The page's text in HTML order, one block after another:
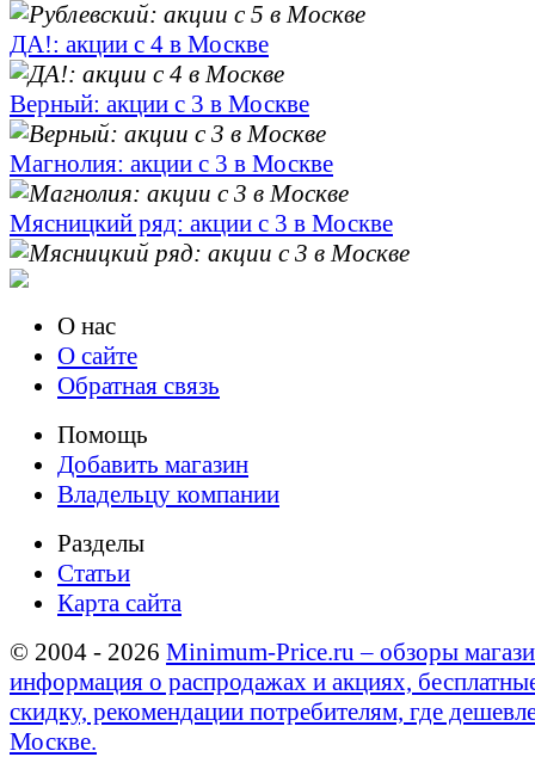
ДА!: акции с 4 в Москве
Верный: акции с 3 в Москве
Магнолия: акции с 3 в Москве
Мясницкий ряд: акции с 3 в Москве
О нас
О сайте
Обратная связь
Помощь
Добавить магазин
Владельцу компании
Разделы
Статьи
Карта сайта
© 2004 - 2026 Minimum-Price.ru – обзоры
информация о распродажах и акциях,
скидку, рекомендации потребителям, где
Москве.